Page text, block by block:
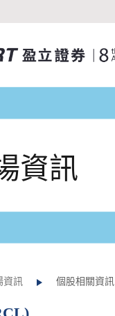
資訊
資訊 個股相關資訊